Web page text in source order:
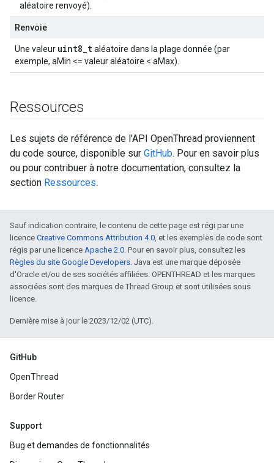
aléatoire renvoyé).
Renvoie
Une valeur uint8_taléatoire dans la plage donnée (par
exemple, aMin <= valeur aléatoire < aMax).
Ressources
Les sujets de référence de l'API OpenThread proviennent
du code source, disponible sur GitHub. Pour en savoir plus
ou pour contribuer à notre documentation, consultez la
section Ressources.
Sauf indication contraire, le contenu de cette page est régi par une
licence Creative Commons Attribution 4.0, et les exemples de code sont
régis par une licence Apache 2.0. Pour en savoir plus, consultez les
Règles du site Google Developers. Java est une marque déposée
d'Oracle et/ou de ses sociétés affiliées. OPENTHREAD et les marques
associées sont des marques de Thread Group et sont utilisées sous
licence.
Dernière mise à jour le 2023/12/02 (UTC).
GitHub
OpenThread
Border Router
Support
Bug et demandes de fonctionnalités